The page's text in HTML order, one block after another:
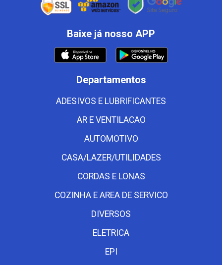
Baixe já nosso APP
Departamentos
ADESIVOS E LUBRIFICANTES
AR E VENTILACAO
AUTOMOTIVO
CASA/LAZER/UTILIDADES
CORDAS E LONAS
COZINHA E AREA DE SERVICO
DIVERSOS
ELETRICA
EPI